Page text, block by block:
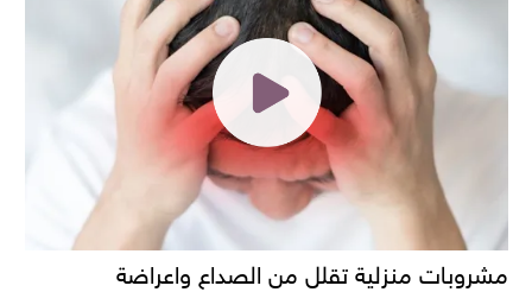
مشروبات منزلية تقلل من الصداع واعراضة